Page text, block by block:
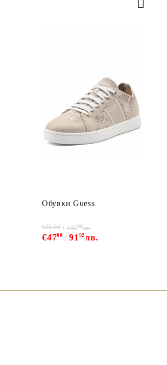
Обувки Guess
€4700 91 92лв.
€95.00 18580лв.